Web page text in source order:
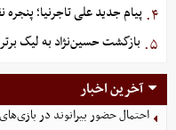
۴. پیام جدید علی تاجرنیا؛
۵. بازگشت حسین‌نژاد به لیگ
آخرین اخبار
احتمال حضور بیرانوند در